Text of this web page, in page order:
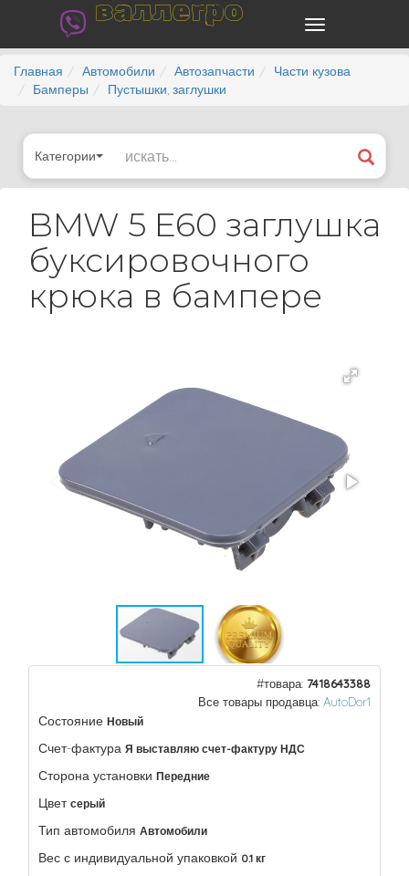
валлегро
Главная Автомобили Автозапчасти
Части кузова
Бамперы
Пустышки, заглушки
Категории
BMW 5 E60 заглушка
буксировочного
крюка в бампере
#товара: 7418643388
Все товары продавца: AutoDor1
Состояние Новый
Счет-фактура Я выставляю счет-фактуру НДС
Сторона установки Передние
Цвет серый
Тип автомобиля Автомобили
Вес с индивидуальной упаковкой 0.1 кг